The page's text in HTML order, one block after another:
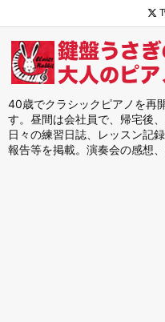
40歳でクラシックピアノを再
す。昼間は会社員で、帰宅後
日々の練習日誌、レッスン記
報告等を掲載。演奏会の感想